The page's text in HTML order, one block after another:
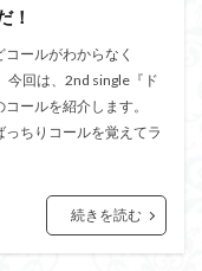
！
ールがわからなく
回は、2nd single『ド
ールを紹介します。
っちりコールを覚えてラ
続きを読む